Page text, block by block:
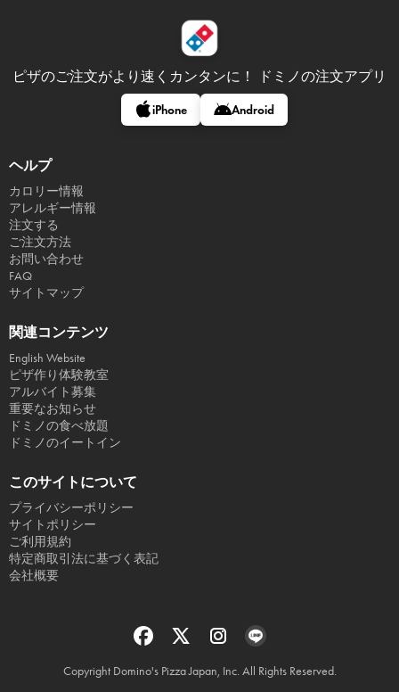
ピザのご注文がより速くカンタンに！ ドミノの注文アプリ
iPhone Android
ヘルプ
カロリー情報
アレルギー情報
注文する
ご注文方法
お問い合わせ
FAQ
サイトマップ
関連コンテンツ
English Website
ピザ作り体験教室
アルバイト募集
重要なお知らせ
ドミノの食べ放題
ドミノのイートイン
このサイトについて
プライバシーポリシー
サイトポリシー
ご利用規約
特定商取引法に基づく表記
会社概要
Copyright Domino's Pizza Japan, Inc. All Rights Reserved.